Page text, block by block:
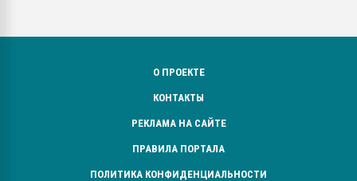
О ПРОЕКТЕ
КОНТАКТЫ
РЕКЛАМА НА САЙТЕ
ПРАВИЛА ПОРТАЛА
ПОЛИТИКА КОНФИДЕНЦИАЛЬНОСТИ